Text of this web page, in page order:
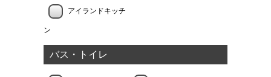
アイランドキッチ
ン
バス・トイレ